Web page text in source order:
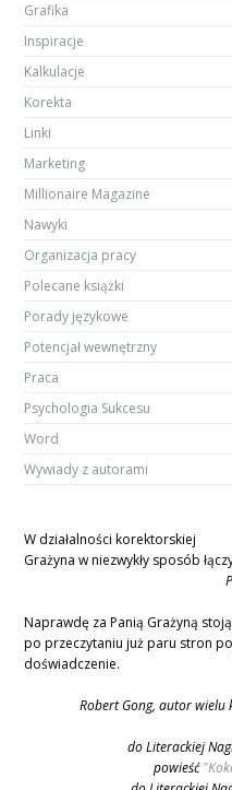
Grafika
Inspiracje
Kalkulacje
Korekta
Linki
Marketing
Millionaire Magazine
Nawyki
Organizacja pracy
Polecane książki
Porady językowe
Potencjał wewnętrzny
Praca
Psychologia Sukcesu
Word
Wywiady z autorami
W działalności korektorskiej
Grażyna w niezwykły sposób
Naprawdę za Panią Grażyną
po przeczytaniu już paru stron
doświadczenie.
Robert Gong, autor wielu
do Literackiej
powieść